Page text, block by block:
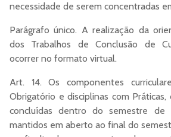
necessidade de serem concentradas
Parágrafo único. A realização da
dos Trabalhos de Conclusão de
ocorrer no formato virtual.
Art. 14. Os componentes
Obrigatório e disciplinas com Práticas,
concluídas dentro do semestre de
mantidos em aberto ao final do